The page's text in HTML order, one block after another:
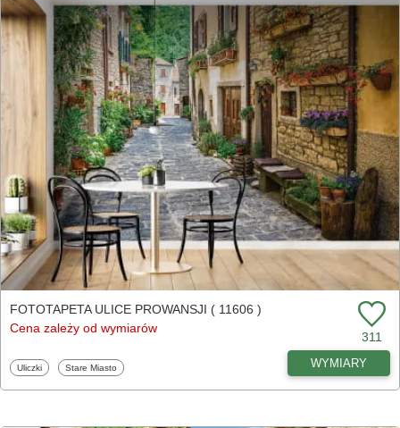
FOTOTAPETA ULICE PROWANSJI ( 11606 )
Cena zależy od wymiarów
311
Fototapety
Uliczki Fototapety
Stare Miasto WYMIARY